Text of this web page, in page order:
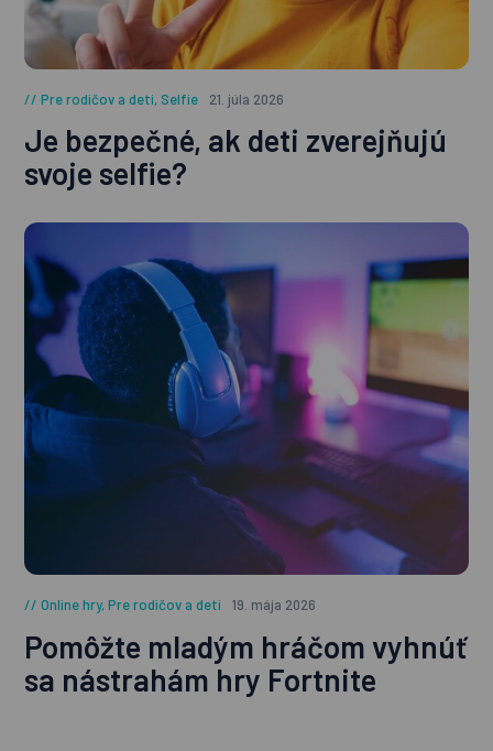
Pre rodičov a deti,Selfie 21. júla 2026
Je bezpečné, ak deti zverejňujú
svoje selfie?
Online hry,Pre rodičov a deti 19. mája 2026
Pomôžte mladým hráčom vyhnúť
sa nástrahám hry Fortnite